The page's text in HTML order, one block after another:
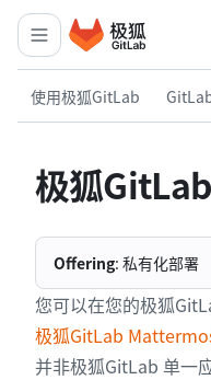
使用极狐GitLab
极狐
Offering: 私有化部署
您可以在您的极狐
极狐GitLab
并非极狐GitLab 单一